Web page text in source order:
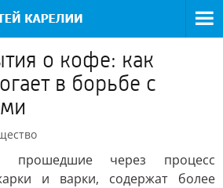
о кофе: как
в борьбе с
прошедшие через процесс
и варки, содержат более